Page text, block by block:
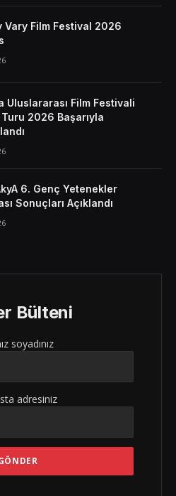
Vary Film Festival 2026
Uluslararası Film Festivali
2026 Başarıyla
6. Genç Yetenekler
Sonuçları Açıklandı
Bülteni
soyadınız
adresiniz